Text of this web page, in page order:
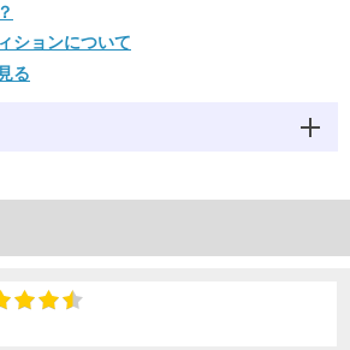
ションについて
る